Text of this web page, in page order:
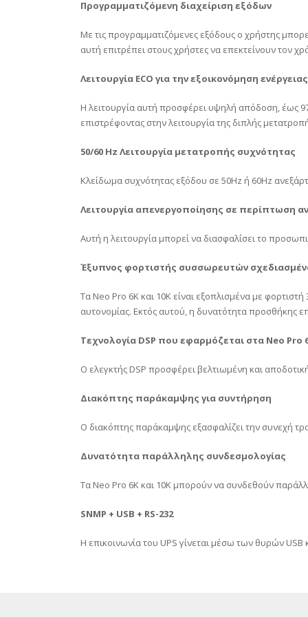
Προγραμματιζόμενη διαχείριση εξόδων
Με τις προγραμματιζόμενες εξόδους ο χρήστης
αυτή επιτρέπει στους χρήστες να επεκτείνουν τον
Λειτουργία ECO για την εξοικονόμηση ενέργειας
H λειτουργία αυτή προσφέρει υψηλή απόδοση, έως
επιστρέφοντας στην λειτουργία της διπλής
50/60 Hz Λειτουργία μετατροπής συχνότητας
Κλείδωμα συχνότητας εξόδου σε 50Hz ή 60Hz
Λειτουργία απενεργοποίησης σε περίπτωση
Αυτή η λειτουργία μπορεί να διασφαλίσει το
Έξυπνος φορτιστής συσσωρευτών
Τα Neo Pro 6K και 10Κ είναι εξοπλισμένα με
αυτονομίας. Εκτός αυτού, η δυνατότητα προσθήκης
Τεχνολογία DSP που εφαρμόζεται στα Neo Pro
O ελεγκτής DSP προσφέρει βελτιωμένη και
Διακόπτης παράκαμψης για συντήρηση
Ο διακόπτης παράκαμψης εξασφαλίζει την συνεχή
Δυνατότητα παράλληλης συνδεσμολογίας
Τα Neo Pro 6K και 10Κ μπορούν να συνδεθούν
SNMP + USB + RS-232
Η επικοινωνία του UPS γίνεται μέσω των θυρών